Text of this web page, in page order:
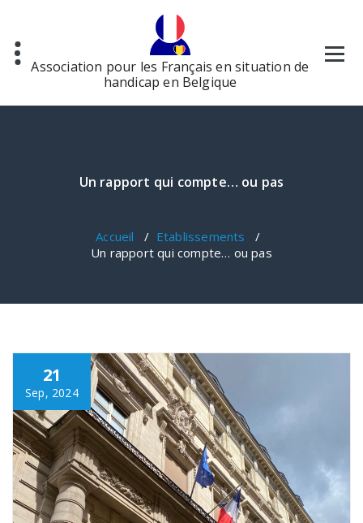
contenu
Association pour les Français en situation de
handicap en Belgique
Un rapport qui compte… ou pas
Accueil / Etablissements /
Un rapport qui compte… ou pas
21
Sep, 2024